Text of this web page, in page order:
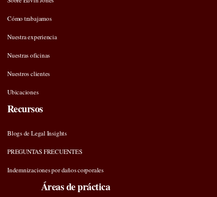
Cómo trabajamos
Nuestra experiencia
Nuestras oficinas
Nuestros clientes
Ubicaciones
Recursos
Blogs de Legal Insights
PREGUNTAS FRECUENTES
Indemnizaciones por daños corporales
Áreas de práctica